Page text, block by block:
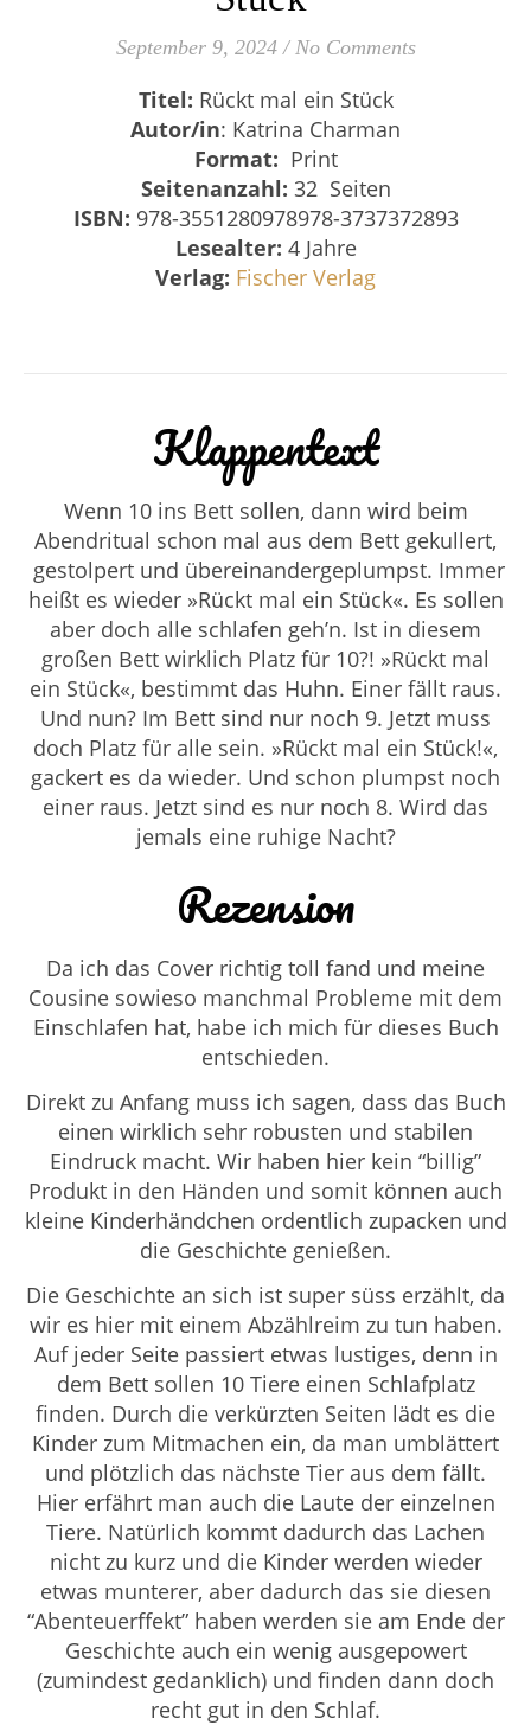
September 9, 2024 / No Comments
Titel: Rückt mal ein Stück
Autor/in: Katrina Charman
Format: Print
Seitenanzahl: 32 Seiten
ISBN: 978-3551280978978-3737372893
Lesealter: 4 Jahre
Verlag: Fischer Verlag
Klappentext
Wenn 10 ins Bett sollen, dann wird beim
Abendritual schon mal aus dem Bett gekullert,
gestolpert und übereinandergeplumpst. Immer
heißt es wieder »Rückt mal ein Stück«. Es sollen
aber doch alle schlafen geh’n. Ist in diesem
großen Bett wirklich Platz für 10?! »Rückt mal
ein Stück«, bestimmt das Huhn. Einer fällt raus.
Und nun? Im Bett sind nur noch 9. Jetzt muss
doch Platz für alle sein. »Rückt mal ein Stück!«,
gackert es da wieder. Und schon plumpst noch
einer raus. Jetzt sind es nur noch 8. Wird das
jemals eine ruhige Nacht?
Rezension
Da ich das Cover richtig toll fand und meine
Cousine sowieso manchmal Probleme mit dem
Einschlafen hat, habe ich mich für dieses Buch
entschieden.
Direkt zu Anfang muss ich sagen, dass das Buch
einen wirklich sehr robusten und stabilen
Eindruck macht. Wir haben hier kein “billig”
Produkt in den Händen und somit können auch
kleine Kinderhändchen ordentlich zupacken und
die Geschichte genießen.
Die Geschichte an sich ist super süss erzählt, da
wir es hier mit einem Abzählreim zu tun haben.
Auf jeder Seite passiert etwas lustiges, denn in
dem Bett sollen 10 Tiere einen Schlafplatz
finden. Durch die verkürzten Seiten lädt es die
Kinder zum Mitmachen ein, da man umblättert
und plötzlich das nächste Tier aus dem fällt.
Hier erfährt man auch die Laute der einzelnen
Tiere. Natürlich kommt dadurch das Lachen
nicht zu kurz und die Kinder werden wieder
etwas munterer, aber dadurch das sie diesen
“Abenteuerffekt” haben werden sie am Ende der
Geschichte auch ein wenig ausgepowert
(zumindest gedanklich) und finden dann doch
recht gut in den Schlaf.